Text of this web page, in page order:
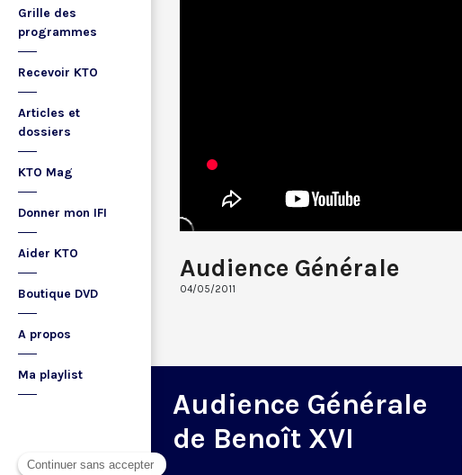
Grille des
programmes
Recevoir KTO
Articles et
dossiers
KTO Mag
Donner mon IFI
Aider KTO
Boutique DVD
A propos
Ma playlist
Audience Générale
04/05/2011
Audience Générale
de Benoît XVI